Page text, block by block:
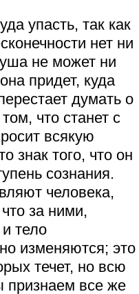
упасть, так как
нет ни
не может ни
придет, куда
думать о
что станет с
всякую
знак того, что он
сознания.
человека,
за ними,
тело
изменяются; это
течет, но всю
признаем все же